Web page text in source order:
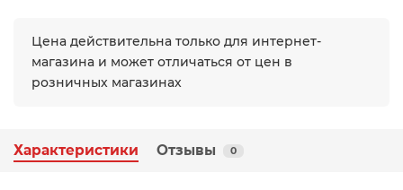
Цена действительна только для интернет-
магазина и может отличаться от цен в
розничных магазинах
Характеристики Отзывы 0